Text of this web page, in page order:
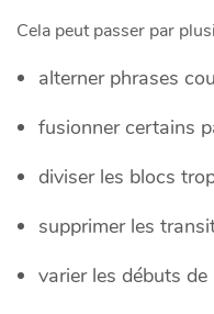
Cela peut passer par
alterner phrases
fusionner certains
diviser les blocs
supprimer les
varier les débuts de